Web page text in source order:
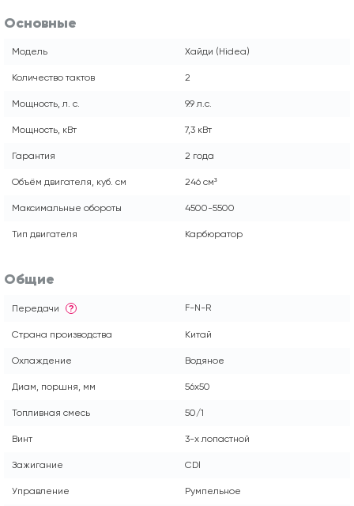
Основные
Модель Хайди (Hidea)
Количество тактов 2
Мощность, л. с. 9.9 л.с.
Мощность, кВт 7,3 кВт
Гарантия 2 года
Объём двигателя, куб. см 246 см³
Максимальные обороты 4500-5500
Тип двигателя Карбюратор
Общие
Передачи ? F-N-R
Страна производства Китай
Охлаждение Водяное
Диам, поршня, мм 56x50
Топливная смесь 50/1
Винт 3-х лопастной
Зажигание CDl
Управление Румпельное